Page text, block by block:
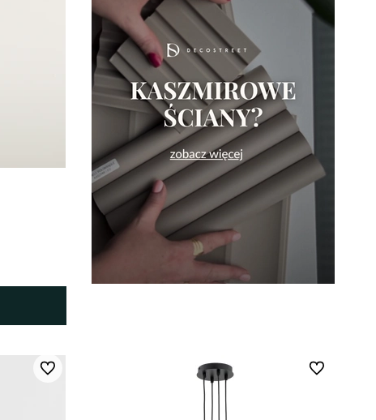
Do ulubionych Do ulubionych